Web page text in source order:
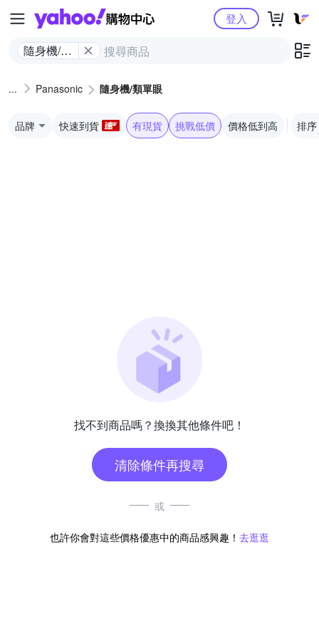
Yahoo購物中心
隨身機/類
登入
Panasonic 隨身機/類單眼
品牌 快速到貨 有現貨 挑戰低價 價格低到高 排序
找不到商品嗎？換換其他條件吧！
清除條件再搜尋
或
也許你會對這些價格優惠中的商品感興趣！ 去逛逛